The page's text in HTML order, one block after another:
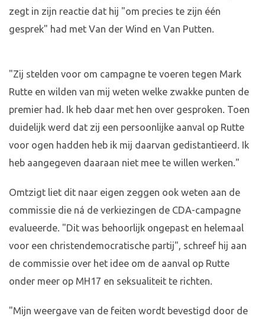
zegt in zijn reactie dat hij "om precies te zijn één
gesprek" had met Van der Wind en Van Putten.
"Zij stelden voor om campagne te voeren tegen Mark
Rutte en wilden van mij weten welke zwakke punten de
premier had. Ik heb daar met hen over gesproken. Toen
duidelijk werd dat zij een persoonlijke aanval op Rutte
voor ogen hadden heb ik mij daarvan gedistantieerd. Ik
heb aangegeven daaraan niet mee te willen werken."
Omtzigt liet dit naar eigen zeggen ook weten aan de
commissie die ná de verkiezingen de CDA-campagne
evalueerde. "Dit was behoorlijk ongepast en helemaal
voor een christendemocratische partij", schreef hij aan
de commissie over het idee om de aanval op Rutte
onder meer op MH17 en seksualiteit te richten.
"Mijn weergave van de feiten wordt bevestigd door de